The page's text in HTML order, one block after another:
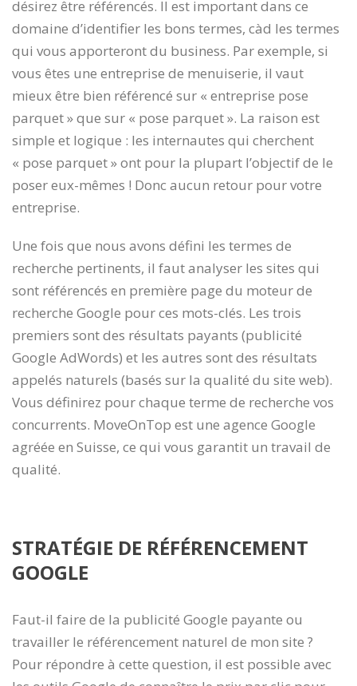
désirez être référencés. Il est important dans ce
domaine d’identifier les bons termes, càd les termes
qui vous apporteront du business. Par exemple, si
vous êtes une entreprise de menuiserie, il vaut
mieux être bien référencé sur « entreprise pose
parquet » que sur « pose parquet ». La raison est
simple et logique : les internautes qui cherchent
« pose parquet » ont pour la plupart l’objectif de le
poser eux-mêmes ! Donc aucun retour pour votre
entreprise.
Une fois que nous avons défini les termes de
recherche pertinents, il faut analyser les sites qui
sont référencés en première page du moteur de
recherche Google pour ces mots-clés. Les trois
premiers sont des résultats payants (publicité
Google AdWords) et les autres sont des résultats
appelés naturels (basés sur la qualité du site web).
Vous définirez pour chaque terme de recherche vos
concurrents. MoveOnTop est une agence Google
agréée en Suisse, ce qui vous garantit un travail de
qualité.
STRATÉGIE DE RÉFÉRENCEMENT
GOOGLE
Faut-il faire de la publicité Google payante ou
travailler le référencement naturel de mon site ?
Pour répondre à cette question, il est possible avec